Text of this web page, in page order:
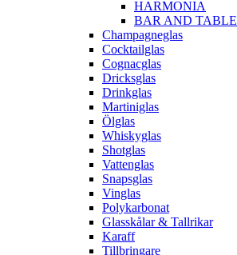
HARMONIA
BAR AND TABLE
Champagneglas
Cocktailglas
Cognacglas
Dricksglas
Drinkglas
Martiniglas
Ölglas
Whiskyglas
Shotglas
Vattenglas
Snapsglas
Vinglas
Polykarbonat
Glasskålar & Tallrikar
Karaff
Tillbringare